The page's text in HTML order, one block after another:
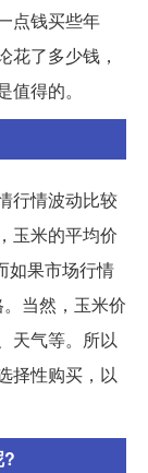
点钱买些年
花了多少钱，
得的。
行情波动比较
玉米的平均价
如果市场行情
当然，玉米价
天气等。所以
择性购买，以
?